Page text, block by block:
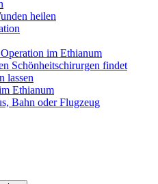
heilen
im Ethianum
Schönheitschirurgen findet
lassen
Ethianum
Bahn oder Flugzeug